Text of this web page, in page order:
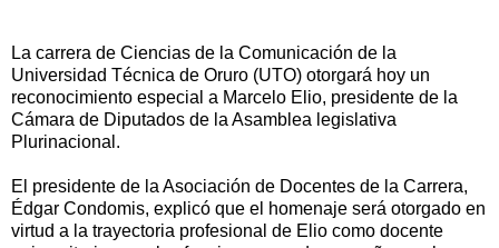
La carrera de Ciencias de la Comunicación de la
Universidad Técnica de Oruro (UTO) otorgará hoy un
reconocimiento especial a Marcelo Elio, presidente de la
Cámara de Diputados de la Asamblea legislativa
Plurinacional.
El presidente de la Asociación de Docentes de la Carrera,
Édgar Condomis, explicó que el homenaje será otorgado en
virtud a la trayectoria profesional de Elio como docente